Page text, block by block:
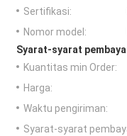
Sertifikasi:
Nomor model:
Syarat-syarat
Kuantitas min Order:
Harga:
Waktu pengiriman:
Syarat-syarat